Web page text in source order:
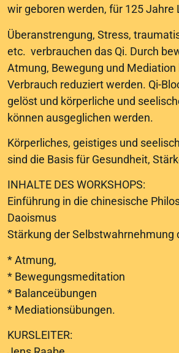
wir geboren werden, für 125 Jahre
Überanstrengung, Stress,
etc. verbrauchen das Qi. Durch
Atmung, Bewegung und Mediation
Verbrauch reduziert werden. Qi-
gelöst und körperliche und
können ausgeglichen werden.
Körperliches, geistiges und
sind die Basis für Gesundheit,
INHALTE DES WORKSHOPS:
Einführung in die chinesische
Daoismus
Stärkung der Selbstwahrnehmung
* Atmung,
* Bewegungsmeditation
* Balanceübungen
* Mediationsübungen.
KURSLEITER: